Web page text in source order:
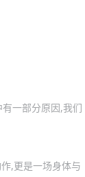
一部分原因,我们
,更是一场身体与